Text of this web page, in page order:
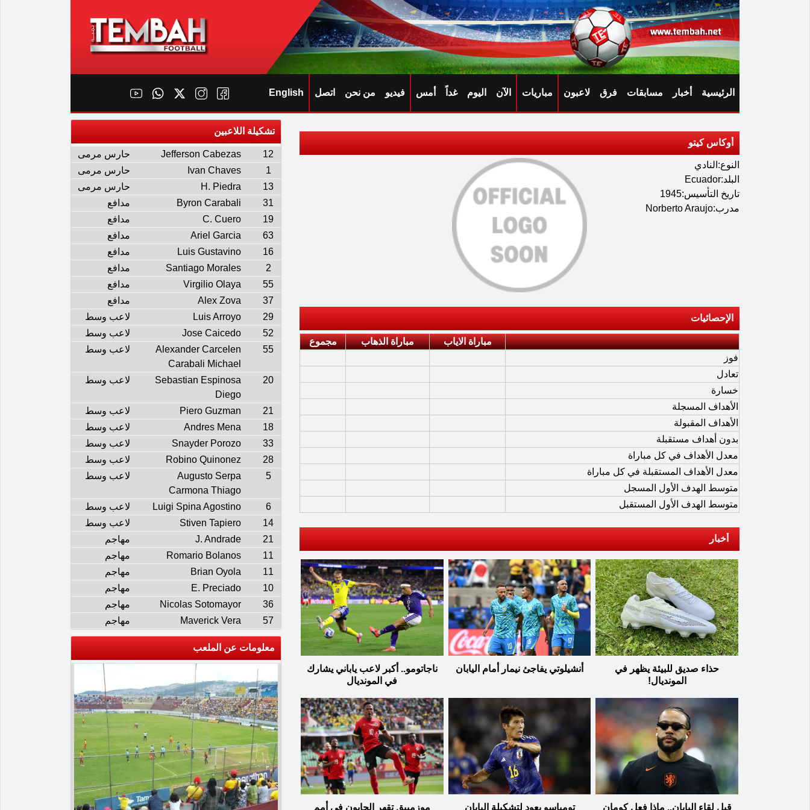
الرئيسية أخبار مسابقات فرق لاعبون مباريات الآن اليوم غداً أمس فيديو من نحن اتصل English
أوكاس كيتو
النوع:النادي
البلد:Ecuador
تاريخ التأسيس:1945
مدرب:Norberto Araujo
الإحصائيات
مباراة الاياب مباراة الذهاب
مجموع
فوز
تعادل
خسارة
الأهداف المسجلة
الأهداف المقبولة
بدون أهداف مستقبلة
معدل الأهداف في كل مباراة
معدل الأهداف المستقبلة في كل مباراة
متوسط الهدف الأول المسجل
متوسط الهدف الأول المستقبل
أخبار
حذاء صديق للبيئة يظهر في
المونديال!
أنشيلوتي يفاجئ نيمار أمام اليابان
ناجاتومو.. أكبر لاعب ياباني يشارك
في المونديال
قبل لقاء اليابان.. ماذا فعل كومان تومياسو يعود لتشكيلة اليابان موزمبيق تقهر الجابون في أمم
تشكيلة اللاعبين
12
Jefferson Cabezas
حارس مرمى
1
Ivan Chaves
حارس مرمى
13
H. Piedra
حارس مرمى
31
Byron Carabali
مدافع
19
C. Cuero
مدافع
63
Ariel Garcia
مدافع
16
Luis Gustavino
مدافع
2
Santiago Morales
مدافع
55
Virgilio Olaya
مدافع
37
Alex Zova
مدافع
29
Luis Arroyo
لاعب وسط
52
Jose Caicedo
لاعب وسط
55
Alexander Carcelen
Carabali Michael
لاعب وسط
20
Sebastian Espinosa
Diego
لاعب وسط
21
Piero Guzman
لاعب وسط
18
Andres Mena
لاعب وسط
33
Snayder Porozo
لاعب وسط
28
Robino Quinonez
لاعب وسط
5
Augusto Serpa
Carmona Thiago
لاعب وسط
6
Luigi Spina Agostino
لاعب وسط
14
Stiven Tapiero
لاعب وسط
21
J. Andrade
مهاجم
11
Romario Bolanos
مهاجم
11
Brian Oyola
مهاجم
10
E. Preciado
مهاجم
36
Nicolas Sotomayor
مهاجم
57
Maverick Vera مهاجم
معلومات عن الملعب